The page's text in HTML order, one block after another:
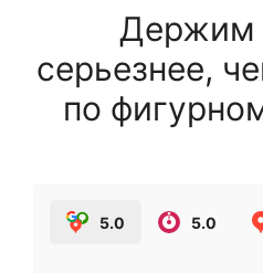
Держим
серьезнее,
по
5.0 5.0